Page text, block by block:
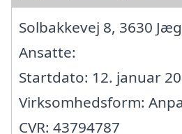
Solbakkevej 8, 3630
Ansatte:
Startdato: 12. januar
Virksomhedsform:
CVR: 43794787